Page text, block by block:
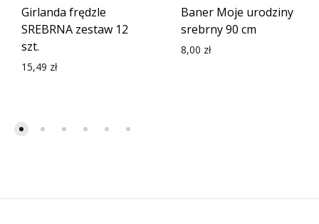
Girlanda frędzle
SREBRNA zestaw 12
szt.
15,49 zł
Baner Moje urodziny
srebrny 90 cm
8,00 zł